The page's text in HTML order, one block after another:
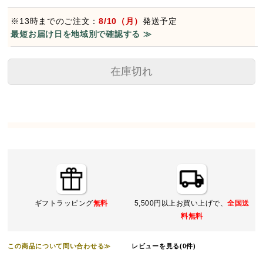
※13時までのご注文：8/10（月）発送予定
最短お届け日を地域別で確認する ≫
在庫切れ
ギフトラッピング無料 5,500円以上お買い上げで、全国送
料無料
この商品について問い合わせる≫ レビューを見る(0件)